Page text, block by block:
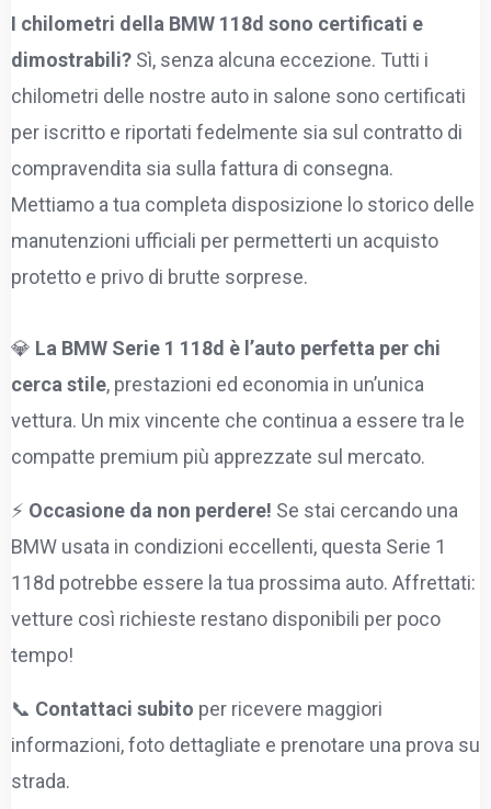
I chilometri della BMW 118d sono certificati e
dimostrabili? Sì, senza alcuna eccezione. Tutti i
chilometri delle nostre auto in salone sono certificati
per iscritto e riportati fedelmente sia sul contratto di
compravendita sia sulla fattura di consegna.
Mettiamo a tua completa disposizione lo storico delle
manutenzioni ufficiali per permetterti un acquisto
protetto e privo di brutte sorprese.
💎 La BMW Serie 1 118d è l’auto perfetta per chi
cerca stile, prestazioni ed economia in un’unica
vettura. Un mix vincente che continua a essere tra le
compatte premium più apprezzate sul mercato.
⚡ Occasione da non perdere! Se stai cercando una
BMW usata in condizioni eccellenti, questa Serie 1
118d potrebbe essere la tua prossima auto. Affrettati:
vetture così richieste restano disponibili per poco
tempo!
📞 Contattaci subito per ricevere maggiori
informazioni, foto dettagliate e prenotare una prova su
strada.